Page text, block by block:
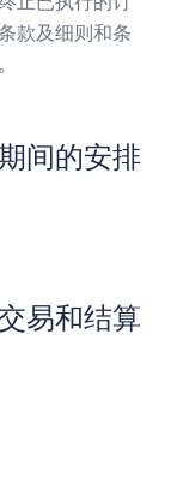
款及细则和条
间的安排
易和结算